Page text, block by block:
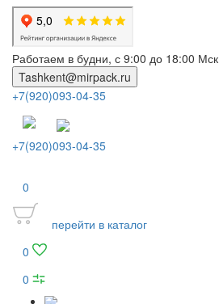
Работаем в будни, с 9:00 до 18:00 Мск
Tashkent@mirpack.ru
+7(920)093-04-35
+7(920)093-04-35
0
перейти в каталог
0
0